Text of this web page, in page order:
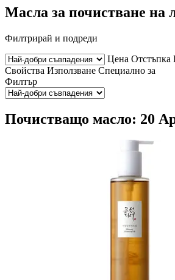
Масла за почистване на
Филтрирай и подреди
Цена Отстъпка
Свойства Използване Специално за
Филтър
Почистващо масло: 20